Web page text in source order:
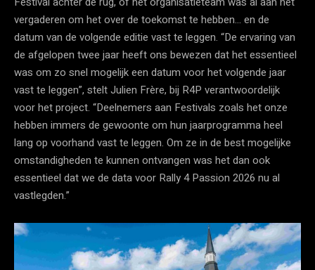
vergaderen om het over de toekomst te hebben… en de
datum van de volgende editie vast te leggen. “De ervaring van
de afgelopen twee jaar heeft ons bewezen dat het essentieel
was om zo snel mogelijk een datum voor het volgende jaar
vast te leggen”, stelt Julien Frère, bij R4P verantwoordelijk
voor het project. “Deelnemers aan Festivals zoals het onze
hebben immers de gewoonte om hun jaarprogramma heel
lang op voorhand vast te leggen. Om ze in de best mogelijke
omstandigheden te kunnen ontvangen was het dan ook
essentieel dat we de data voor Rally 4 Passion 2026 nu al
vastlegden.”